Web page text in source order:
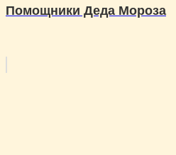
Помощники Деда Мороза